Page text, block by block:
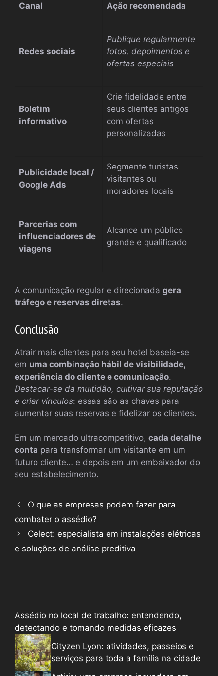
Canal Ação recomendada
Redes sociais
Publique regularmente
fotos, depoimentos e
ofertas especiais
Boletim
informativo
Crie fidelidade entre
seus clientes antigos
com ofertas
personalizadas
Publicidade local /
Google Ads
Segmente turistas
visitantes ou
moradores locais
Parcerias com
influenciadores de
viagens
Alcance um público
grande e qualificado
A comunicação regular e direcionada gera
tráfego e reservas diretas.
Conclusão
Atrair mais clientes para seu hotel baseia-se
em uma combinação hábil de visibilidade,
experiência do cliente e comunicação.
Destacar-se da multidão, cultivar sua reputação
e criar vínculos: essas são as chaves para
aumentar suas reservas e fidelizar os clientes.
Em um mercado ultracompetitivo, cada detalhe
conta para transformar um visitante em um
futuro cliente… e depois em um embaixador do
seu estabelecimento.
O que as empresas podem fazer para
combater o assédio?
Celect: especialista em instalações elétricas
e soluções de análise preditiva
Assédio no local de trabalho: entendendo,
detectando e tomando medidas eficazes
Cityzen Lyon: atividades, passeios e
serviços para toda a família na cidade